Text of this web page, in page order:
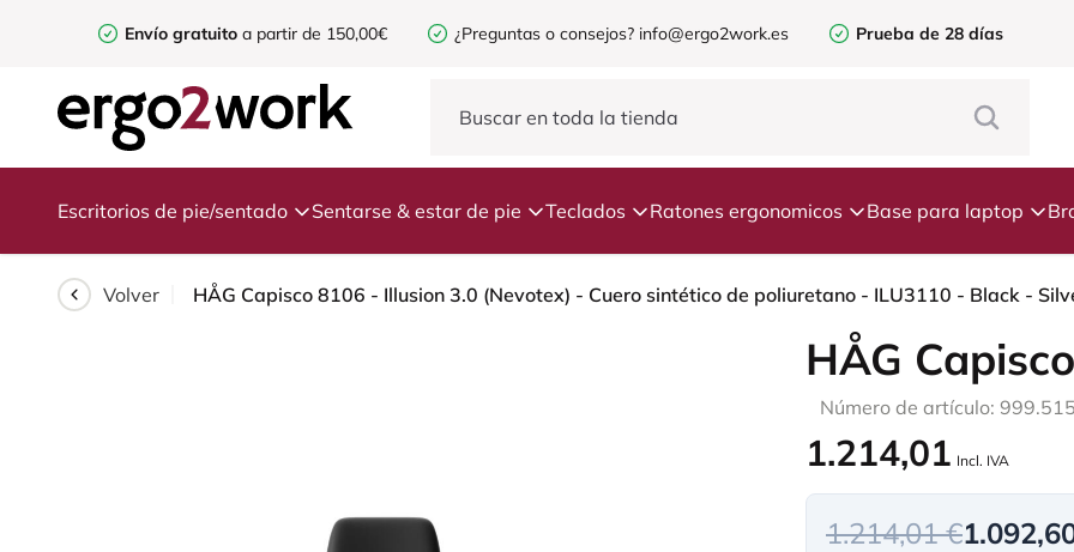
Envío gratuito a partir de 150,00€ ¿Preguntas o consejos? info@ergo2work.es Prueba de 28 días
Escritorios de pie/sentado Sentarse & estar de pie Teclados Ratones ergonomicos Base para laptop
Volver HÅG Capisco 8106 - Illusion 3.0 (Nevotex) - Cuero sintético de poliuretano - ILU3110 - Black -
HÅG
Número de artículo:
1.214,01 Incl. IVA
1.214,01 €